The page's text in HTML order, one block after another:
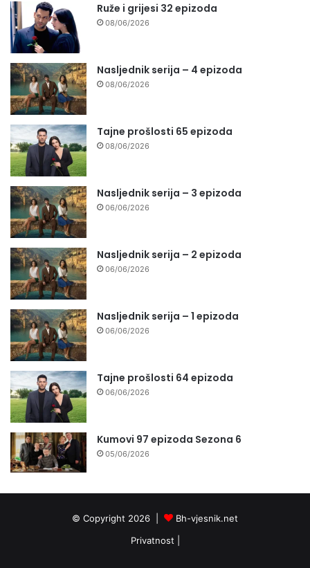
Ruže i grijesi 32 epizoda
08/06/2026
Nasljednik serija – 4 epizoda
08/06/2026
Tajne prošlosti 65 epizoda
08/06/2026
Nasljednik serija – 3 epizoda
06/06/2026
Nasljednik serija – 2 epizoda
06/06/2026
Nasljednik serija – 1 epizoda
06/06/2026
Tajne prošlosti 64 epizoda
06/06/2026
Kumovi 97 epizoda Sezona 6
05/06/2026
© Copyright 2026 |
Bh-vjesnik.net
Privatnost